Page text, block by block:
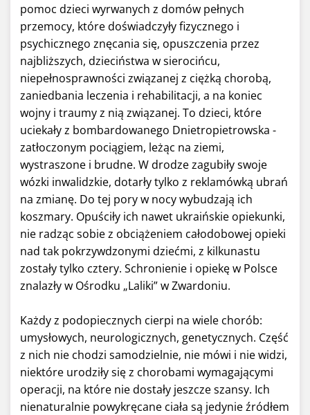
pomoc dzieci wyrwanych z domów pełnych
przemocy, które doświadczyły fizycznego i
psychicznego znęcania się, opuszczenia przez
najbliższych, dzieciństwa w sierocińcu,
niepełnosprawności związanej z ciężką chorobą,
zaniedbania leczenia i rehabilitacji, a na koniec
wojny i traumy z nią związanej. To dzieci, które
uciekały z bombardowanego Dnietropietrowska -
zatłoczonym pociągiem, leżąc na ziemi,
wystraszone i brudne. W drodze zagubiły swoje
wózki inwalidzkie, dotarły tylko z reklamówką ubrań
na zmianę. Do tej pory w nocy wybudzają ich
koszmary. Opuściły ich nawet ukraińskie opiekunki,
nie radząc sobie z obciążeniem całodobowej opieki
nad tak pokrzywdzonymi dziećmi, z kilkunastu
zostały tylko cztery. Schronienie i opiekę w Polsce
znalazły w Ośrodku „Laliki” w Zwardoniu.
Każdy z podopiecznych cierpi na wiele chorób:
umysłowych, neurologicznych, genetycznych. Część
z nich nie chodzi samodzielnie, nie mówi i nie widzi,
niektóre urodziły się z chorobami wymagającymi
operacji, na które nie dostały jeszcze szansy. Ich
nienaturalnie powykręcane ciała są jedynie źródłem